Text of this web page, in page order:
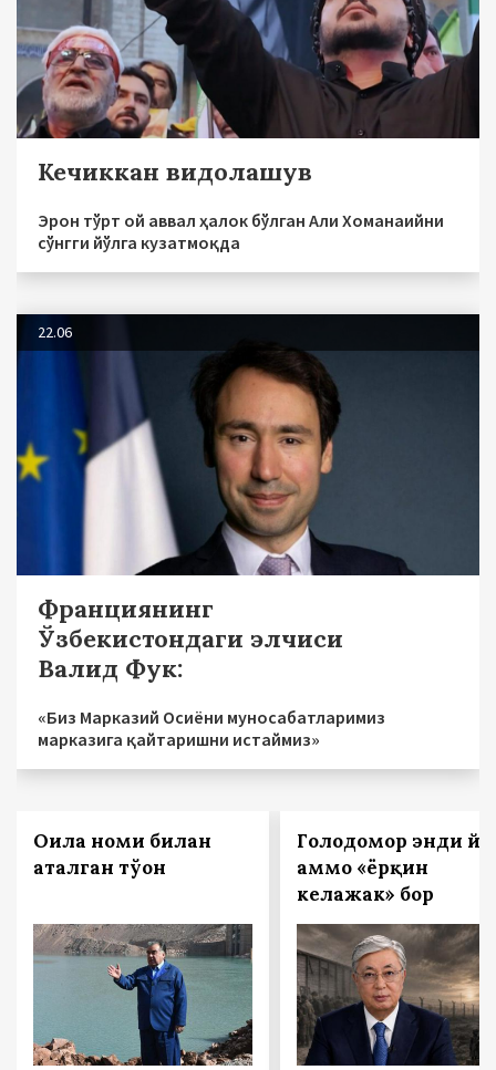
Кечиккан видолашув
Эрон тўрт ой аввал ҳалок бўлган Али Хоманаийни
сўнгги йўлга кузатмоқда
22.06
Франциянинг
Ўзбекистондаги элчиси
Валид Фук:
«Биз Марказий Осиёни муносабатларимиз
марказига қайтаришни истаймиз»
Оила номи билан
аталган тўғон
Голодомор энди
аммо «ёрқин
келажак» бор